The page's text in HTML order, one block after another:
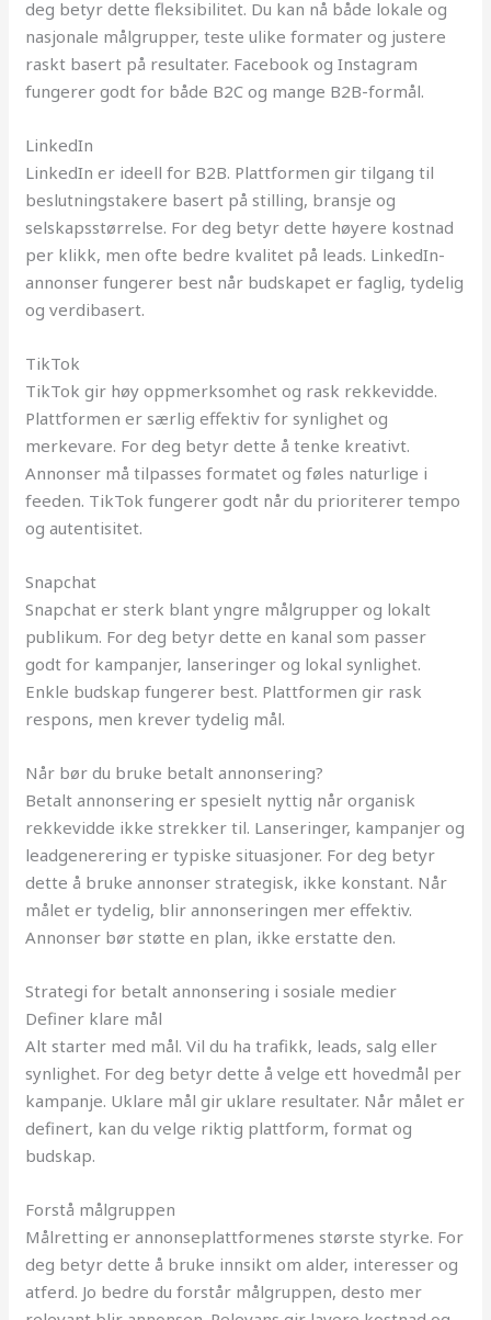
deg betyr dette fleksibilitet. Du kan nå både lokale og
nasjonale målgrupper, teste ulike formater og justere
raskt basert på resultater. Facebook og Instagram
fungerer godt for både B2C og mange B2B-formål.
LinkedIn
LinkedIn er ideell for B2B. Plattformen gir tilgang til
beslutningstakere basert på stilling, bransje og
selskapsstørrelse. For deg betyr dette høyere kostnad
per klikk, men ofte bedre kvalitet på leads. LinkedIn-
annonser fungerer best når budskapet er faglig, tydelig
og verdibasert.
TikTok
TikTok gir høy oppmerksomhet og rask rekkevidde.
Plattformen er særlig effektiv for synlighet og
merkevare. For deg betyr dette å tenke kreativt.
Annonser må tilpasses formatet og føles naturlige i
feeden. TikTok fungerer godt når du prioriterer tempo
og autentisitet.
Snapchat
Snapchat er sterk blant yngre målgrupper og lokalt
publikum. For deg betyr dette en kanal som passer
godt for kampanjer, lanseringer og lokal synlighet.
Enkle budskap fungerer best. Plattformen gir rask
respons, men krever tydelig mål.
Når bør du bruke betalt annonsering?
Betalt annonsering er spesielt nyttig når organisk
rekkevidde ikke strekker til. Lanseringer, kampanjer og
leadgenerering er typiske situasjoner. For deg betyr
dette å bruke annonser strategisk, ikke konstant. Når
målet er tydelig, blir annonseringen mer effektiv.
Annonser bør støtte en plan, ikke erstatte den.
Strategi for betalt annonsering i sosiale medier
Definer klare mål
Alt starter med mål. Vil du ha trafikk, leads, salg eller
synlighet. For deg betyr dette å velge ett hovedmål per
kampanje. Uklare mål gir uklare resultater. Når målet er
definert, kan du velge riktig plattform, format og
budskap.
Forstå målgruppen
Målretting er annonseplattformenes største styrke. For
deg betyr dette å bruke innsikt om alder, interesser og
atferd. Jo bedre du forstår målgruppen, desto mer